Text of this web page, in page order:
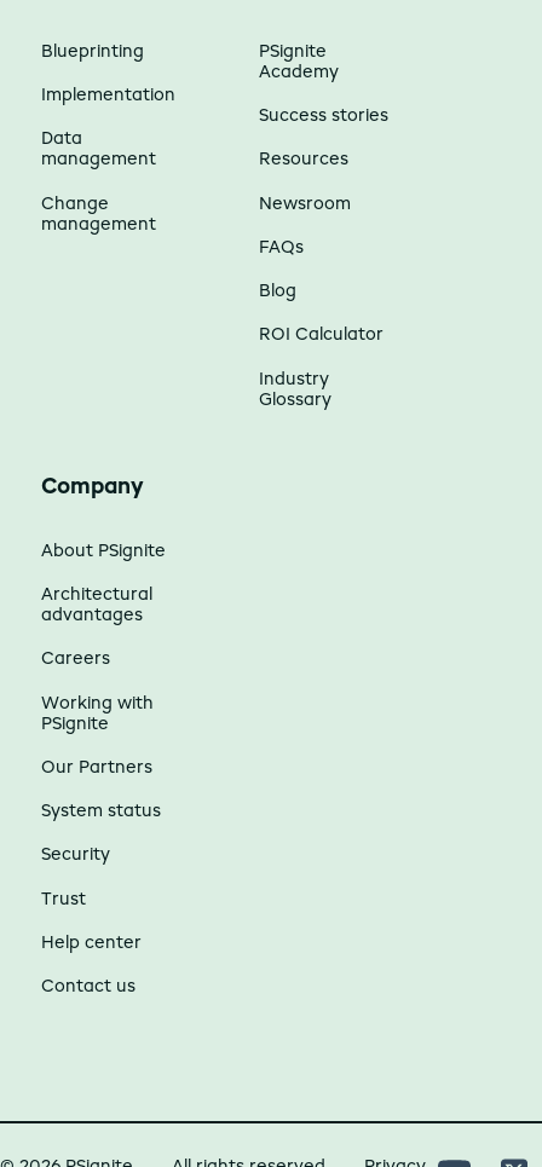
Blueprinting
Implementation
Data
management
Change
management
PSignite
Academy
Success stories
Resources
Newsroom
FAQs
Blog
ROI Calculator
Industry
Glossary
Company
About PSignite
Architectural
advantages
Careers
Working with
PSignite
Our Partners
System status
Security
Trust
Help center
Contact us